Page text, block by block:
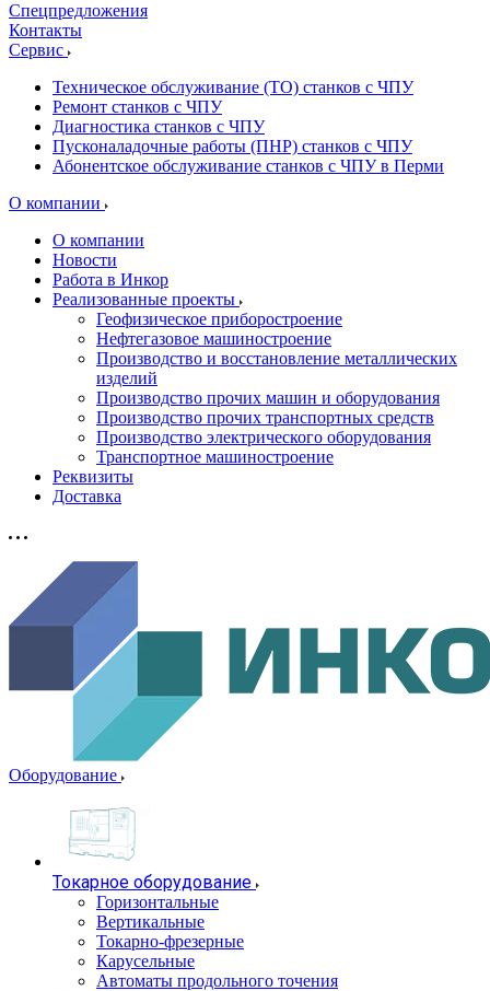
Спецпредложения
Контакты
Сервис
Техническое обслуживание (ТО) станков с ЧПУ
Ремонт станков с ЧПУ
Диагностика станков с ЧПУ
Пусконаладочные работы (ПНР) станков с ЧПУ
Абонентское обслуживание станков с ЧПУ в Перми
О компании
О компании
Новости
Работа в Инкор
Реализованные проекты
Геофизическое приборостроение
Нефтегазовое машиностроение
Производство и восстановление металлических
изделий
Производство прочих машин и оборудования
Производство прочих транспортных средств
Производство электрического оборудования
Транспортное машиностроение
Реквизиты
Доставка
Оборудование
Токарное оборудование
Горизонтальные
Вертикальные
Токарно-фрезерные
Карусельные
Автоматы продольного точения